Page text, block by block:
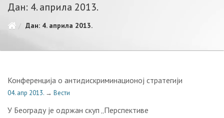
Дан: 4. априла 2013.
Дан: 4. априла 2013.
Конференција о антидискриминационој стратегији
04. апр 2013. → Вести
У Београду је одржан скуп „Перспективе